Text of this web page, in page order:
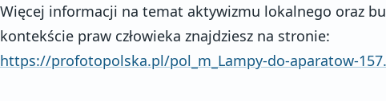
Więcej informacji na temat aktywizmu lokalnego oraz
kontekście praw człowieka znajdziesz na stronie:
https://profotopolska.pl/pol_m_Lampy-do-aparatow-